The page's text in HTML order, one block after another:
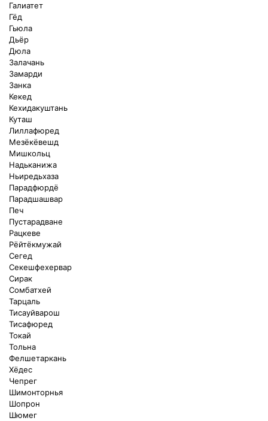
Галиатет
Гёд
Гьюла
Дьёр
Дюла
Залачань
Замарди
Занка
Кекед
Кехидакуштань
Куташ
Лиллафюред
Мезёкёвешд
Мишкольц
Надьканижа
Ньиредьхаза
Парадфюрдё
Парадшашвар
Печ
Пустарадване
Рацкеве
Рёйтёкмужай
Сегед
Секешфехервар
Сирак
Сомбатхей
Тарцаль
Тисауйварош
Тисафюред
Токай
Тольна
Фелшетаркань
Хёдес
Чепрег
Шимонторнья
Шопрон
Шюмег